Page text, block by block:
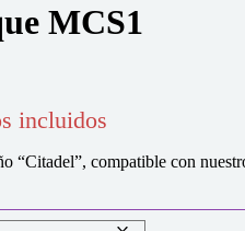
MCS1
incluidos
“Citadel”, compatible con